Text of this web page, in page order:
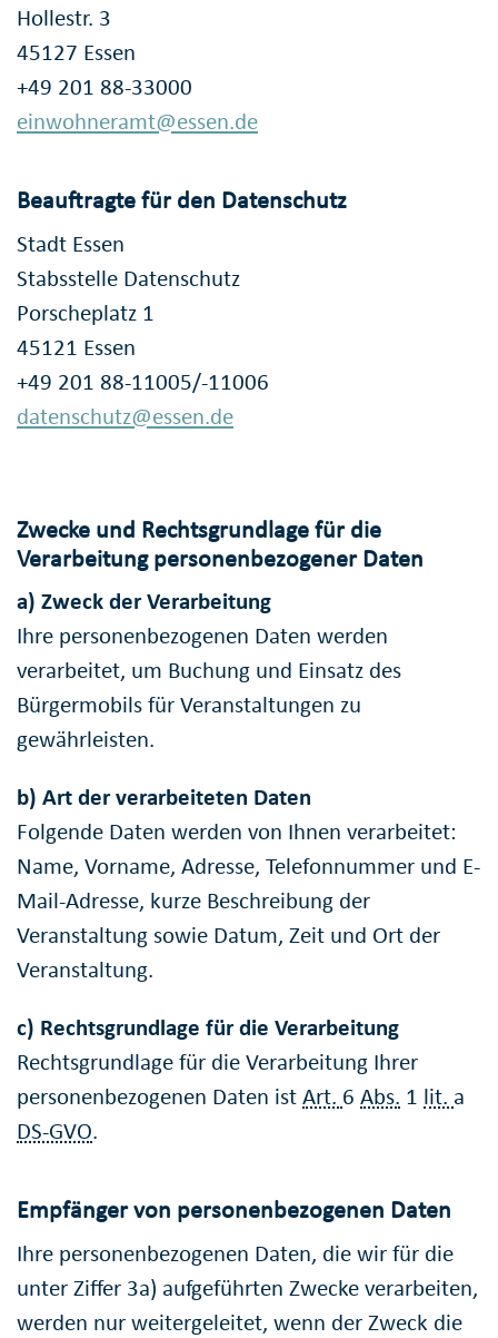
Hollestr. 3
45127 Essen
+49 201 88-33000
einwohneramt@essen.de
Beauftragte für den Datenschutz
Stadt Essen
Stabsstelle Datenschutz
Porscheplatz 1
45121 Essen
+49 201 88-11005/-11006
datenschutz@essen.de
Zwecke und Rechtsgrundlage für die
Verarbeitung personenbezogener Daten
a) Zweck der Verarbeitung
Ihre personenbezogenen Daten werden
verarbeitet, um Buchung und Einsatz des
Bürgermobils für Veranstaltungen zu
gewährleisten.
b) Art der verarbeiteten Daten
Folgende Daten werden von Ihnen verarbeitet:
Name, Vorname, Adresse, Telefonnummer und E-
Mail-Adresse, kurze Beschreibung der
Veranstaltung sowie Datum, Zeit und Ort der
Veranstaltung.
c) Rechtsgrundlage für die Verarbeitung
Rechtsgrundlage für die Verarbeitung Ihrer
personenbezogenen Daten istArt. 6 Abs. 1 lit. a
DS-GVO.
Empfänger von personenbezogenen Daten
Ihre personenbezogenen Daten, die wir für die
unter Ziffer 3a) aufgeführten Zwecke verarbeiten,
werden nur weitergeleitet, wenn der Zweck die